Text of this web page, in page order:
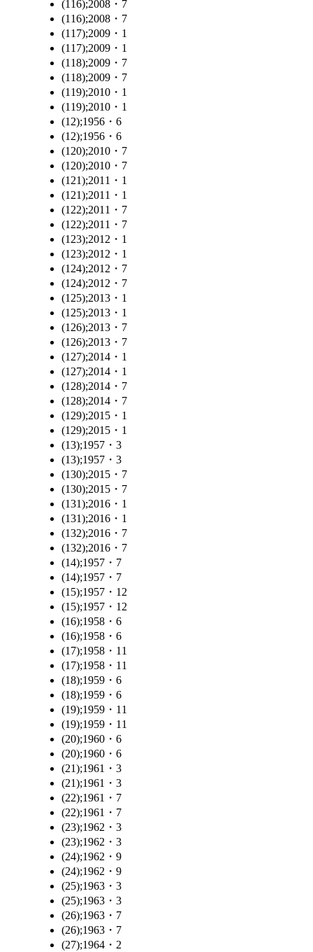
(116);2008・7
(116);2008・7
(117);2009・1
(117);2009・1
(118);2009・7
(118);2009・7
(119);2010・1
(119);2010・1
(12);1956・6
(12);1956・6
(120);2010・7
(120);2010・7
(121);2011・1
(121);2011・1
(122);2011・7
(122);2011・7
(123);2012・1
(123);2012・1
(124);2012・7
(124);2012・7
(125);2013・1
(125);2013・1
(126);2013・7
(126);2013・7
(127);2014・1
(127);2014・1
(128);2014・7
(128);2014・7
(129);2015・1
(129);2015・1
(13);1957・3
(13);1957・3
(130);2015・7
(130);2015・7
(131);2016・1
(131);2016・1
(132);2016・7
(132);2016・7
(14);1957・7
(14);1957・7
(15);1957・12
(15);1957・12
(16);1958・6
(16);1958・6
(17);1958・11
(17);1958・11
(18);1959・6
(18);1959・6
(19);1959・11
(19);1959・11
(20);1960・6
(20);1960・6
(21);1961・3
(21);1961・3
(22);1961・7
(22);1961・7
(23);1962・3
(23);1962・3
(24);1962・9
(24);1962・9
(25);1963・3
(25);1963・3
(26);1963・7
(26);1963・7
(27);1964・2